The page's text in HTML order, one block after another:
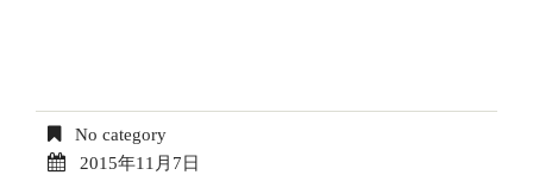
No category
2015年11月7日